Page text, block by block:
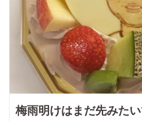
梅雨明けはまだ先みた